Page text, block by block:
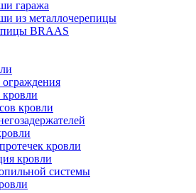
гаража
из металлочерепицы
BRAAS
кровли
кровли
кровли
системы